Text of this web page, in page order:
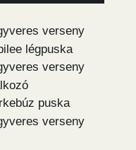
verseny
légpuska
verseny
puska
verseny